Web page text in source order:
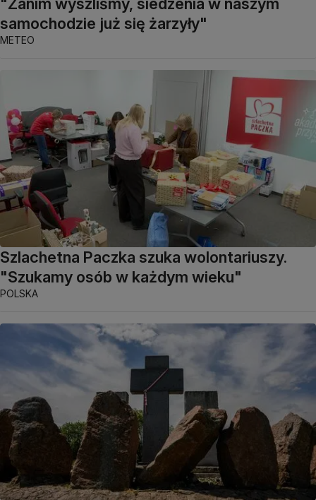
samochodzie już się żarzyły"
METEO
Szlachetna Paczka szuka wolontariuszy.
"Szukamy osób w każdym wieku"
POLSKA